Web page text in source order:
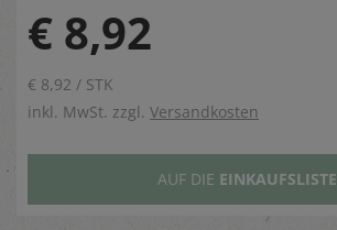
€ 8,92
€ 8,92 / STK
inkl. MwSt. zzgl. Versandkosten
AUF DIE EINKAUFSLISTE